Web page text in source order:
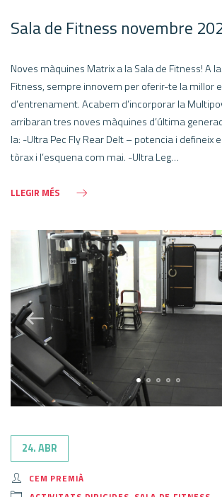
Sala de Fitness novembre
Noves màquines Matrix a la Sala de Fitness! A
Fitness, sempre innovem per oferir-te la millor
d’entrenament. Acabem d’incorporar la
arribaran tres noves màquines d’última
la: -Ultra Pec Fly Rear Delt – potencia i defineix
tòrax i l’esquena com mai. -Ultra Leg…
LLEGIR MÉS
24. ABR
CEM PREMIÀ